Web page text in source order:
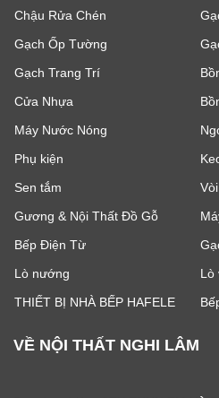
Chậu Rửa Chén
Gạch Ốp Tường
Gạch Trang Trí
Cửa Nhựa
Máy Nước Nóng
Phụ kiện
Sen tắm
Gương & Nội Thất Đồ Gỗ
Bếp Điện Từ
Lò nướng
Lò
THIẾT BỊ NHÀ BẾP HAFELE
VỀ NỘI THẤT NGHI LÂM